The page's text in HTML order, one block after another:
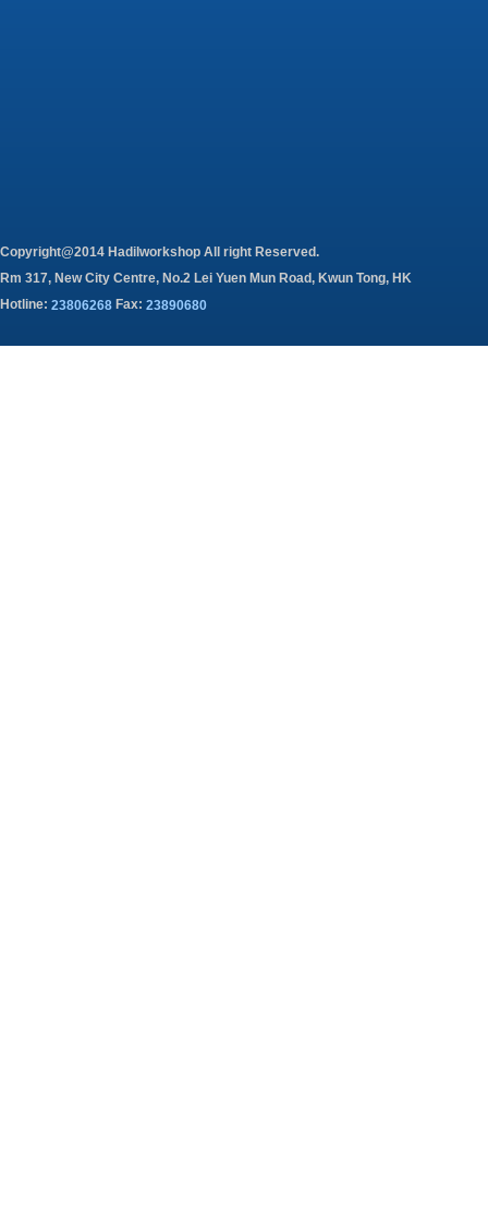
Copyright@2014 Hadilworkshop All right Reserved.
Rm 317, New City Centre, No.2 Lei Yuen Mun Road, Kwun Tong, HK
Hotline: 23806268 Fax: 23890680